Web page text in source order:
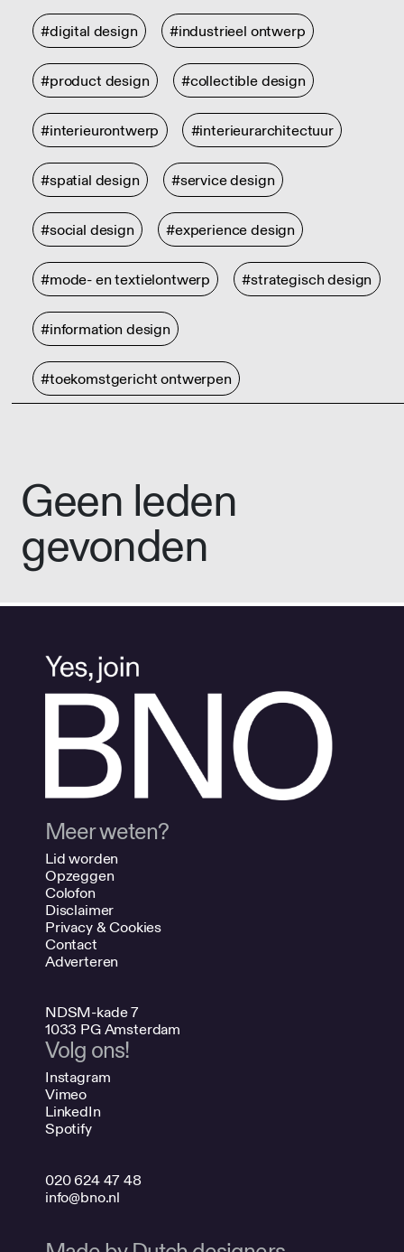
#digital design #industrieel ontwerp
#product design #collectible design
#interieurontwerp #interieurarchitectuur
#spatial design #service design
#social design #experience design
#mode- en textielontwerp #strategisch design
#information design
#toekomstgericht ontwerpen
Geen leden
gevonden
Meer weten?
Lid worden
Opzeggen
Colofon
Disclaimer
Privacy & Cookies
Contact
Adverteren
NDSM-kade 7
1033 PG Amsterdam
Volg ons!
Instagram
Vimeo
LinkedIn
Spotify
020 624 47 48
info@bno.nl